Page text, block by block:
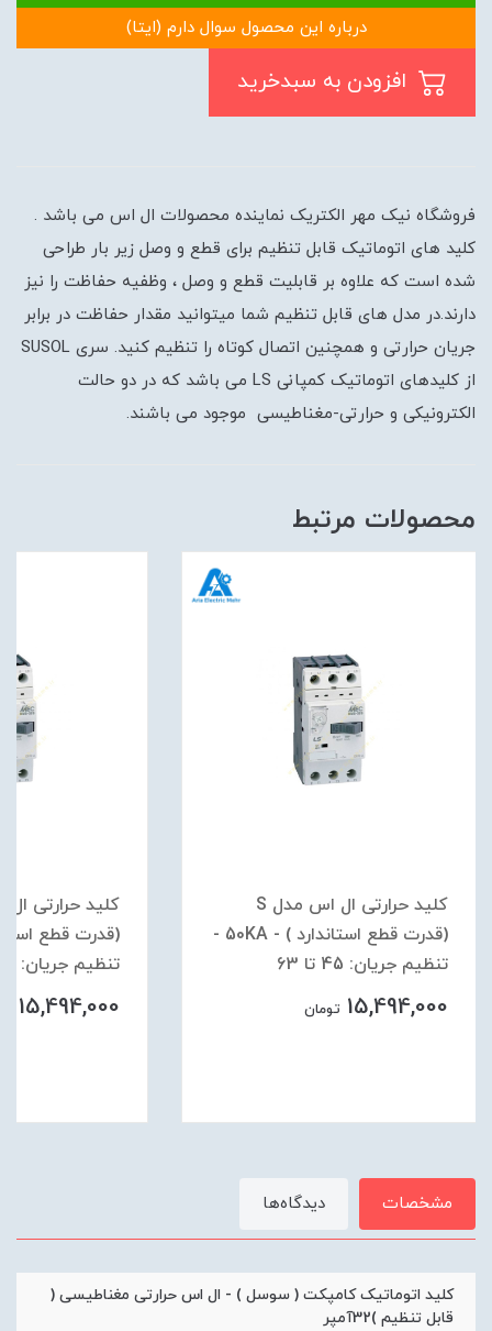
درباره این محصول سوال دارم (ایتا)
فروشگاه نیک مهر الکتریک نماینده محصولات ال اس می باشد .
کلید های اتوماتیک قابل تنظیم برای قطع و وصل زیر بار طراحی
شده است که علاوه بر قابلیت قطع و وصل ، وظفیه حفاظت را نیز
دارند.در مدل های قابل تنظیم شما میتوانید مقدار حفاظت در برابر
جریان حرارتی و همچنین اتصال کوتاه را تنظیم کنید. سری SUSOL
از کلیدهای اتوماتیک کمپانی LS می باشد که در دو حالت
الکترونیکی و حرارتی-مغناطیسی موجود می باشند.
محصولات مرتبط
کلید حرارتی ال اس مدل S
(قدرت قطع استاندارد ) - 50KA -
تنظیم جریان: 45 تا 63
15,494,000 تومان
تنظیم جریان: 34 تا 50
15,494,000
مشخصات دیدگاه‌ها
کلید اتوماتیک کامپکت ( سوسل ) - ال اس حرارتی مغناطیسی (
قابل تنظیم )32آمپر